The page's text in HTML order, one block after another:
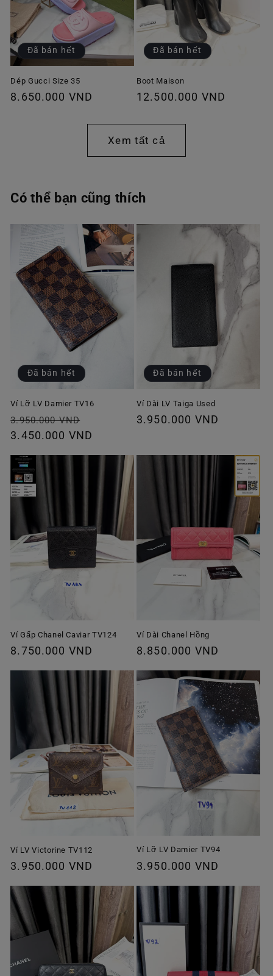
Đã bán hết
Dép Gucci Size 35
Giá
8.650.000 VND
Đã bán hết
Boot Maison
Giá
thường
12.500.000 VND
Xem tất cả
Có thể bạn cũng thích
Đã bán hết
Ví Lỡ LV Damier TV16
Giá
thông
3.950.000 VND
ưu
3.450.000 VND
Đã bán hết
Ví Dài LV Taiga Used
Giá
3.950.000 VND
Ví Gấp Chanel Caviar TV124
Giá
8.750.000 VND
Ví Dài Chanel Hồng
Giá
thường
8.850.000 VND
Ví LV Victorine TV112
Giá
thường
3.950.000 VND
Ví Lỡ LV Damier TV94
Giá
thường
3.950.000 VND